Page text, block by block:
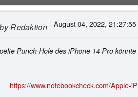
Redaktion- August 04, 2022, 21:27:55
Punch-Hole des iPhone 14 Pro
https://www.notebookcheck.com/Apple-